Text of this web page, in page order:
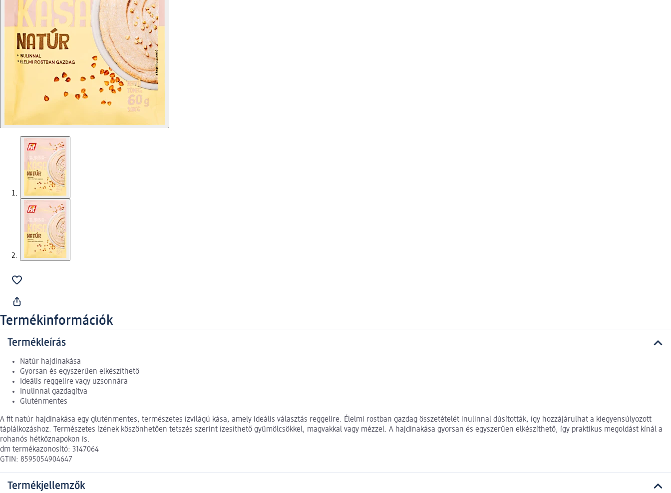
Termékinformációk
Termékleírás
Natúr hajdinakása
Gyorsan és egyszerűen elkészíthető
Ideális reggelire vagy uzsonnára
Inulinnal gazdagítva
Gluténmentes
A fit natúr hajdinakása egy gluténmentes, természetes ízvilágú kása, amely ideális választás reggelire. Élelmi rostban gazdag összetételét inulinnal dúsították, így hozzájárulhat a kiegyensúlyozott
táplálkozáshoz. Természetes ízének köszönhetően tetszés szerint ízesíthető gyümölcsökkel, magvakkal vagy mézzel. A hajdinakása gyorsan és egyszerűen elkészíthető, így praktikus megoldást kínál a
rohanós hétköznapokon is.
dm termékazonosító: 3147064
GTIN: 8595054904647
Termékjellemzők